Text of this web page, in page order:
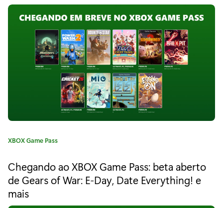
n
o
X
b
o
x
G
m
e
o
C
e
g
o
XBOX Game Pass
Chegando ao XBOX Game Pass: beta aberto
de Gears of War: E-Day, Date Everything! e
mais